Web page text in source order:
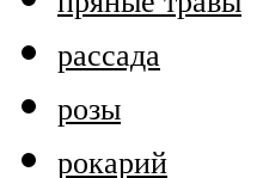
рассада
розы
рокарий